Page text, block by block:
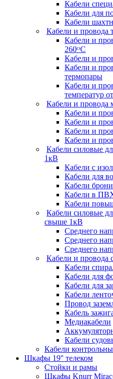
Кабели
Кабели для
Кабели
Кабели и провода
Кабели и
260ᴼС
Кабели и
Кабели и
термопары
Кабели и
температур
Кабели и провода
Кабели и
Кабели и
Кабели и
Кабели и
Кабели силовые
1кВ
Кабели c
Кабели для
Кабели
Кабели в
Кабели
Кабели силовые
свыше 1кВ
Среднего
Среднего
Среднего
Кабели и провода
Кабели
Кабели для
Кабели для
Кабели
Провод
Кабель
Медиакабели
Кабели
Кабели
Шкафы 19'' телеком
Стойки и рамы
Шкафы Knurr